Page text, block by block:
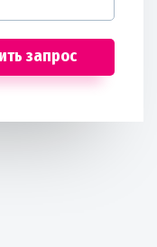
запрос